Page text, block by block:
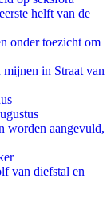
helft van de
onder toezicht om
in Straat van
worden aangevuld,
van diefstal en